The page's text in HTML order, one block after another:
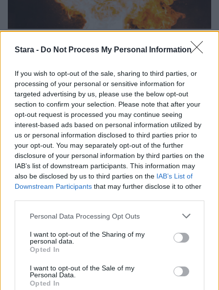
Stara - Do Not Process My Personal Information
If you wish to opt-out of the sale, sharing to third parties, or
processing of your personal or sensitive information for
targeted advertising by us, please use the below opt-out
section to confirm your selection. Please note that after your
opt-out request is processed you may continue seeing
interest-based ads based on personal information utilized by
us or personal information disclosed to third parties prior to
your opt-out. You may separately opt-out of the further
disclosure of your personal information by third parties on the
IAB’s list of downstream participants. This information may
also be disclosed by us to third parties on the IAB’s List of
Downstream Participants that may further disclose it to other
Personal Data Processing Opt Outs
I want to opt-out of the Sharing of my
personal data.
Opted In
I want to opt-out of the Sale of my
Personal Data.
Opted In
Uutiset
Pankkiautomaatti varastettiin
räjäyttämällä Vaalassa
Uutiset